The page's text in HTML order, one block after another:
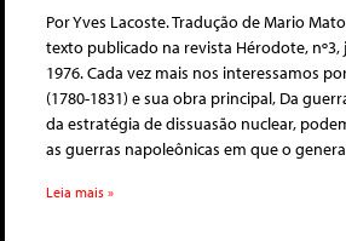
Por Yves Lacoste. Tradução de Mario
texto publicado na revista Hérodote,
1976. Cada vez mais nos interessamos
(1780-1831) e sua obra principal, Da
da estratégia de dissuasão nuclear,
as guerras napoleônicas em que o
Leia mais »